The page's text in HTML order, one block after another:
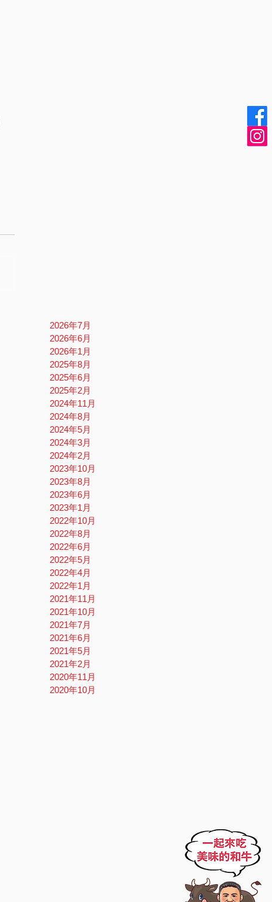
2026年7月
2026年6月
2026年1月
2025年8月
2025年6月
2025年2月
2024年11月
2024年8月
2024年5月
2024年3月
2024年2月
2023年10月
2023年8月
2023年6月
2023年1月
2022年10月
2022年8月
2022年6月
2022年5月
2022年4月
2022年1月
2021年11月
2021年10月
2021年7月
2021年6月
2021年5月
2021年2月
2020年11月
2020年10月